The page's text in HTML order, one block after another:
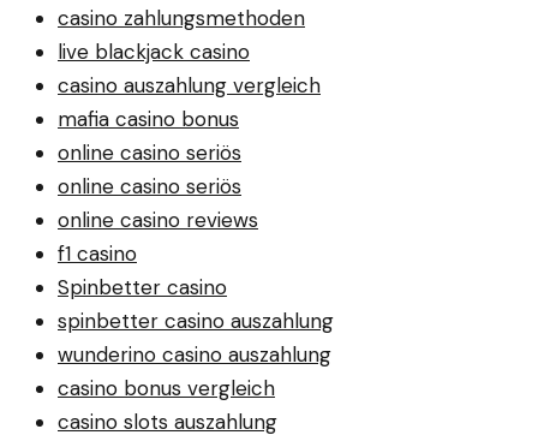
casino zahlungsmethoden
live blackjack casino
casino auszahlung vergleich
mafia casino bonus
online casino seriös
online casino seriös
online casino reviews
f1 casino
Spinbetter casino
spinbetter casino auszahlung
wunderino casino auszahlung
casino bonus vergleich
casino slots auszahlung